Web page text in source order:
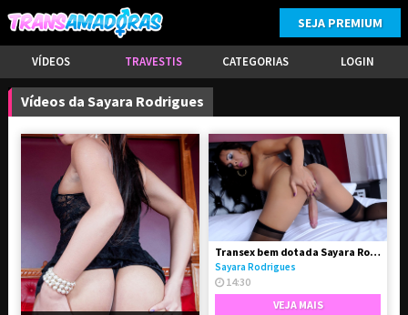
VÍDEOS TRAVESTIS CATEGORIAS LOGIN
SEJA PREMIUM
Vídeos da Sayara Rodrigues
Transex bem dotada Sayara Rodrigues
Sayara Rodrigues
14:30
VEJA MAIS